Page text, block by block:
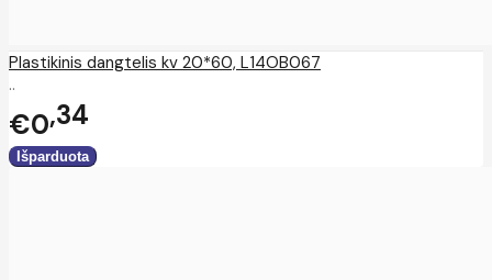
Plastikinis dangtelis kv 20*60, L14OB067
..
€0 34